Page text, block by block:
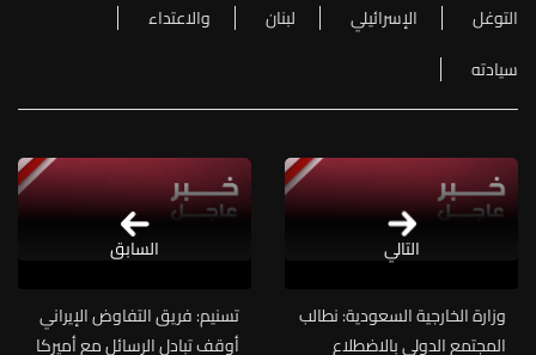
التوغل
الإسرائيلي لبنان
والاعتداء
سيادته
التالي
وزارة الخارجية السعودية: نطالب
المجتمع الدولي بالاضطلاع
تسنيم: فريق التفاوض الإيراني
أوقف تبادل الرسائل مع أميركا
السابق